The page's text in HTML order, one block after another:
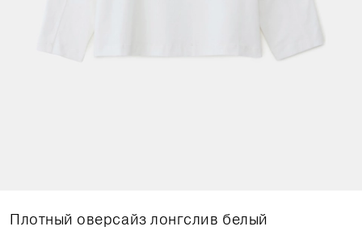
Плотный оверсайз лонгслив белый